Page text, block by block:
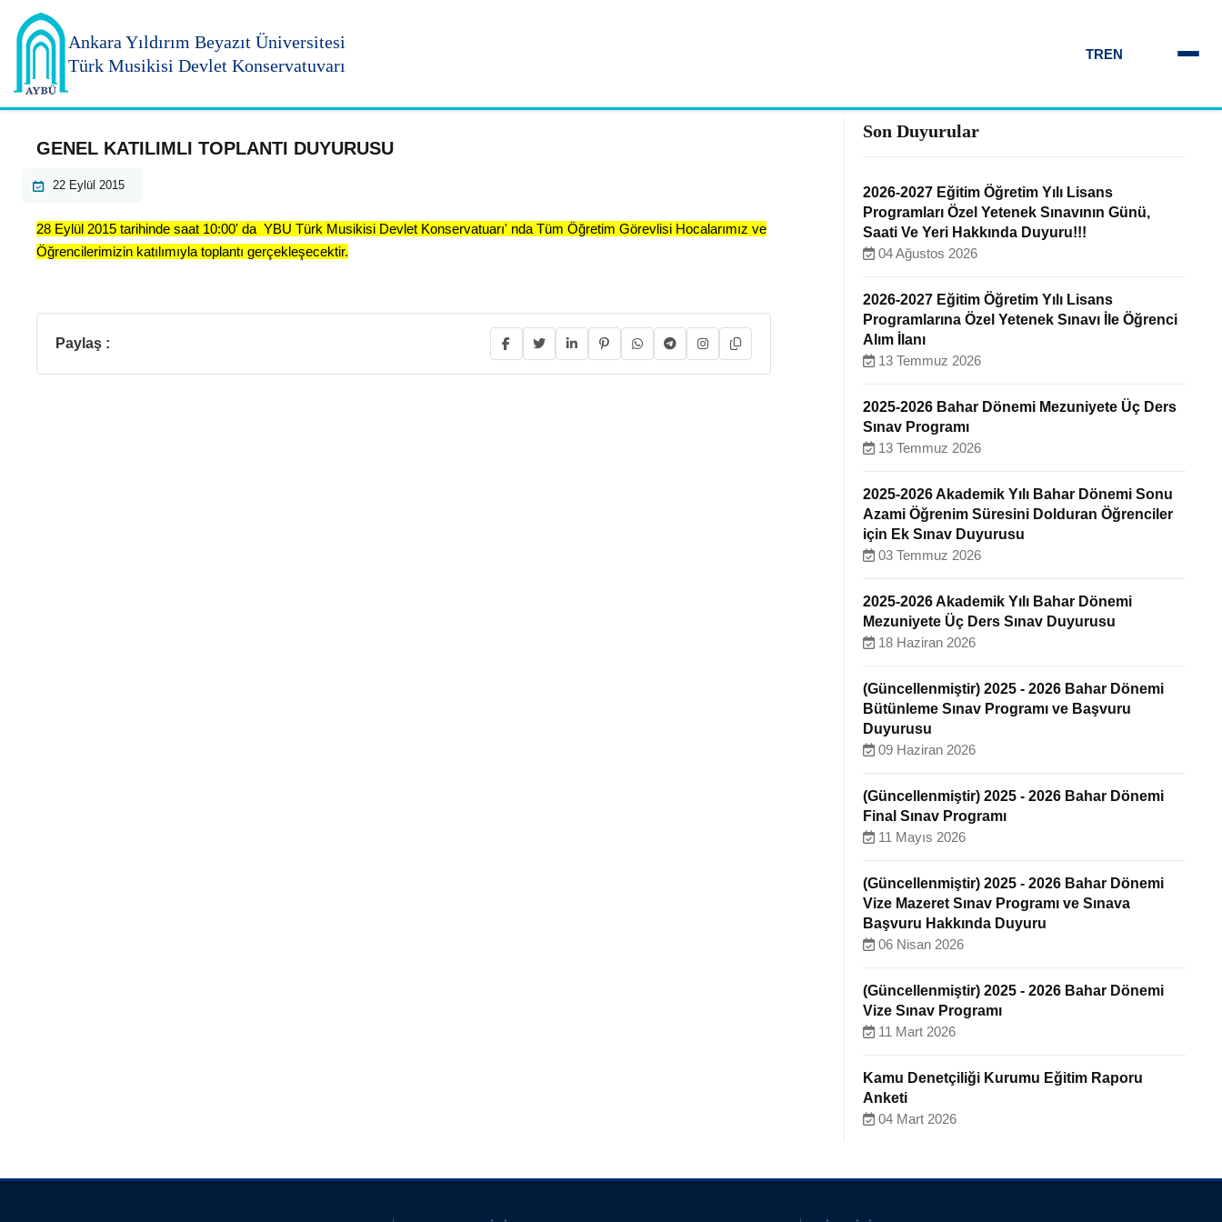
Ankara Yıldırım Beyazıt Üniversitesi
Türk Musikisi Devlet Konservatuvarı
TREN
GENEL KATILIMLI TOPLANTI DUYURUSU
22 Eylül 2015
28 Eylül 2015 tarihinde saat 10:00' da YBU Türk Musikisi Devlet Konservatuarı' nda Tüm Öğretim Görevlisi Hocalarımız ve
Öğrencilerimizin katılımıyla toplantı gerçekleşecektir.
Paylaş :
Son Duyurular
2026-2027 Eğitim Öğretim Yılı Lisans
Programları Özel Yetenek Sınavının Günü,
Saati Ve Yeri Hakkında Duyuru!!!
04 Ağustos 2026
2026-2027 Eğitim Öğretim Yılı Lisans
Programlarına Özel Yetenek Sınavı İle Öğrenci
Alım İlanı
13 Temmuz 2026
2025-2026 Bahar Dönemi Mezuniyete Üç Ders
Sınav Programı
13 Temmuz 2026
2025-2026 Akademik Yılı Bahar Dönemi Sonu
Azami Öğrenim Süresini Dolduran Öğrenciler
için Ek Sınav Duyurusu
03 Temmuz 2026
2025-2026 Akademik Yılı Bahar Dönemi
Mezuniyete Üç Ders Sınav Duyurusu
18 Haziran 2026
(Güncellenmiştir) 2025 - 2026 Bahar Dönemi
Bütünleme Sınav Programı ve Başvuru
Duyurusu
09 Haziran 2026
(Güncellenmiştir) 2025 - 2026 Bahar Dönemi
Final Sınav Programı
11 Mayıs 2026
(Güncellenmiştir) 2025 - 2026 Bahar Dönemi
Vize Mazeret Sınav Programı ve Sınava
Başvuru Hakkında Duyuru
06 Nisan 2026
(Güncellenmiştir) 2025 - 2026 Bahar Dönemi
Vize Sınav Programı
11 Mart 2026
Kamu Denetçiliği Kurumu Eğitim Raporu
Anketi
04 Mart 2026